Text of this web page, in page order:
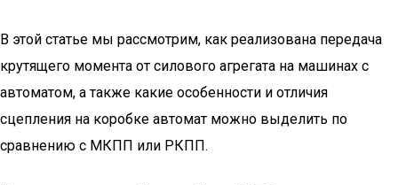
В этой статье мы рассмотрим, как реализована передача
крутящего момента от силового агрегата на машинах с
автоматом, а также какие особенности и отличия
сцепления на коробке автомат можно выделить по
сравнению с МКПП или РКПП.